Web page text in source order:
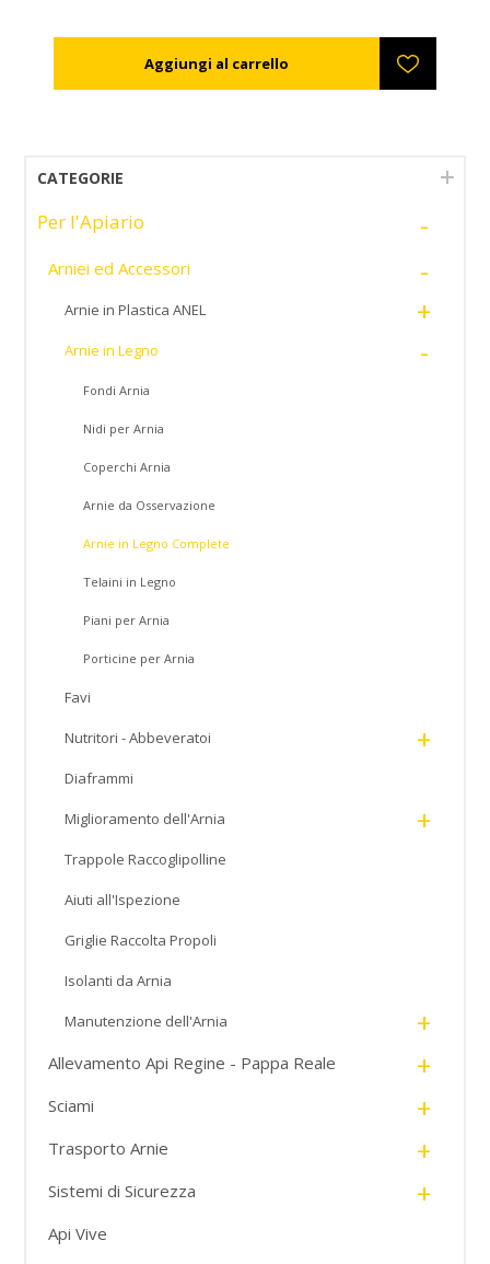
CATEGORIE
Per l'Apiario -
Arniei ed Accessori -
Arnie in Plastica ANEL +
Arnie in Legno -
Fondi Arnia
Nidi per Arnia
Coperchi Arnia
Arnie da Osservazione
Arnie in Legno Complete
Telaini in Legno
Piani per Arnia
Porticine per Arnia
Favi
Nutritori - Abbeveratoi +
Diaframmi
Miglioramento dell'Arnia +
Trappole Raccoglipolline
Aiuti all'Ispezione
Griglie Raccolta Propoli
Isolanti da Arnia
Manutenzione dell'Arnia +
Allevamento Api Regine - Pappa Reale +
Sciami +
Trasporto Arnie +
Sistemi di Sicurezza +
Api Vive